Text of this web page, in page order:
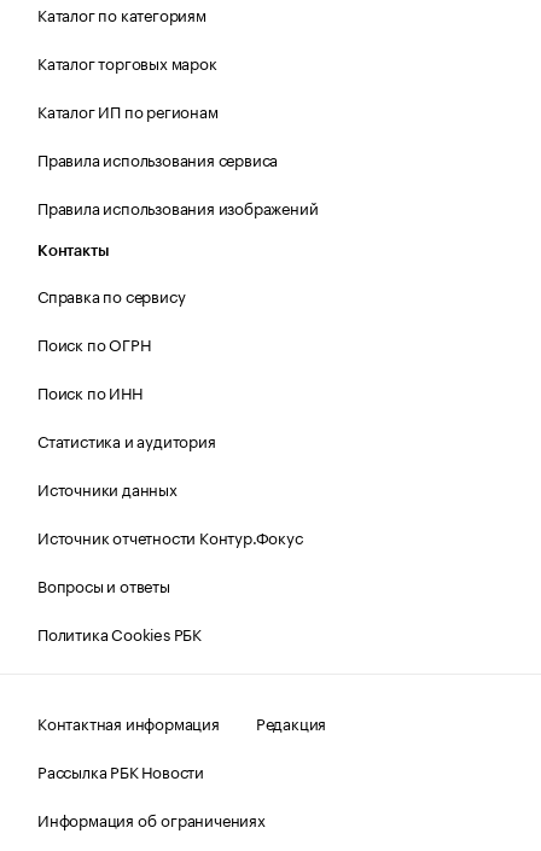
Каталог по категориям
Каталог торговых марок
Каталог ИП по регионам
Правила использования сервиса
Правила использования изображений
Контакты
Справка по сервису
Поиск по ОГРН
Поиск по ИНН
Статистика и аудитория
Источники данных
Источник отчетности Контур.Фокус
Вопросы и ответы
Политика Cookies РБК
Контактная информация
Редакция
Рассылка РБК Новости
Информация об ограничениях